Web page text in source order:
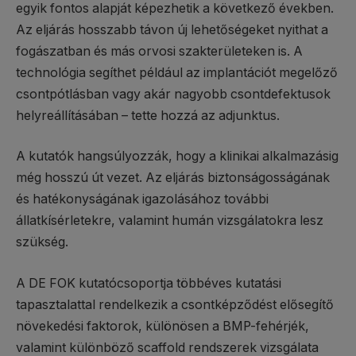
egyik fontos alapját képezhetik a következő években.
Az eljárás hosszabb távon új lehetőségeket nyithat a
fogászatban és más orvosi szakterületeken is. A
technológia segíthet például az implantációt megelőző
csontpótlásban vagy akár nagyobb csontdefektusok
helyreállításában – tette hozzá az adjunktus.
A kutatók hangsúlyozzák, hogy a klinikai alkalmazásig
még hosszú út vezet. Az eljárás biztonságosságának
és hatékonyságának igazolásához további
állatkísérletekre, valamint humán vizsgálatokra lesz
szükség.
A DE FOK kutatócsoportja többéves kutatási
tapasztalattal rendelkezik a csontképződést elősegítő
növekedési faktorok, különösen a BMP-fehérjék,
valamint különböző scaffold rendszerek vizsgálata